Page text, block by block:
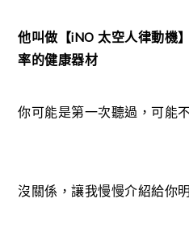
他叫做【iNO 太空人律動機
率的健康器材
你可能是第一次聽過，可能
沒關係，讓我慢慢介紹給你